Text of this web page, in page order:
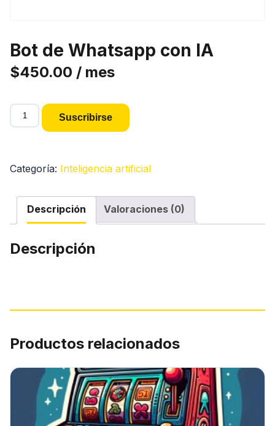
Bot de Whatsapp con IA
$450.00 / mes
Bot
de
IA
Suscribirse
Categoría: Inteligencia artificial
Descripción Valoraciones (0)
Descripción
Productos relacionados